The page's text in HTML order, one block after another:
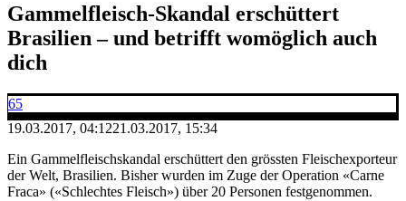
Gammelfleisch-Skandal erschüttert
Brasilien – und betrifft womöglich auch
dich
65
19.03.2017, 04:1221.03.2017, 15:34
Ein Gammelfleischskandal erschüttert den grössten Fleischexporteur
der Welt, Brasilien. Bisher wurden im Zuge der Operation «Carne
Fraca» («Schlechtes Fleisch») über 20 Personen festgenommen.